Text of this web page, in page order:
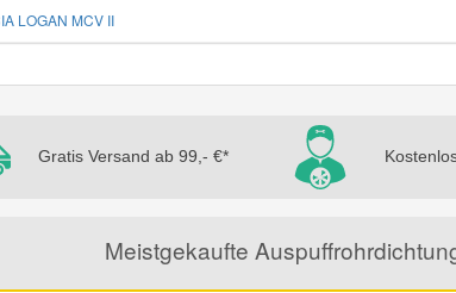
LOGAN MCV II
Gratis Versand ab 99,- €*
Meistgekaufte